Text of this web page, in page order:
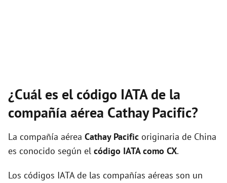
¿Cuál es el código IATA de la
compañía aérea Cathay Pacific?
La compañía aérea Cathay Pacific originaria de China
es conocido según el código IATA como CX.
Los códigos IATA de las compañías aéreas son un